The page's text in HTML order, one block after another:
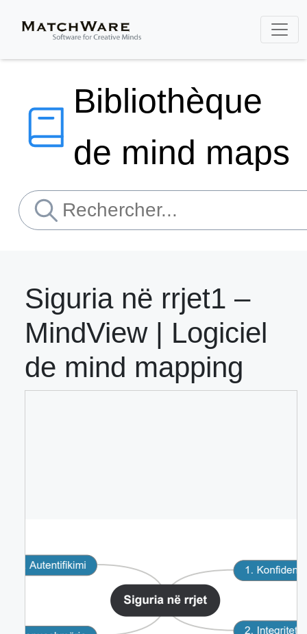
Bibliothèque
de mind maps
Siguria në rrjet1 –
MindView | Logiciel
de mind mapping